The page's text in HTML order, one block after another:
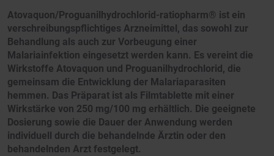
Atovaquon/Proguanilhydrochlorid-ratiopharm® ist ein
verschreibungspflichtiges Arzneimittel, das sowohl zur
Behandlung als auch zur Vorbeugung einer
Malariainfektion eingesetzt werden kann. Es vereint die
Wirkstoffe Atovaquon und Proguanilhydrochlorid, die
gemeinsam die Entwicklung der Malariaparasiten
hemmen. Das Präparat ist als Filmtablette mit einer
Wirkstärke von 250 mg/100 mg erhältlich. Die geeignete
Dosierung sowie die Dauer der Anwendung werden
individuell durch die behandelnde Ärztin oder den
behandelnden Arzt festgelegt.